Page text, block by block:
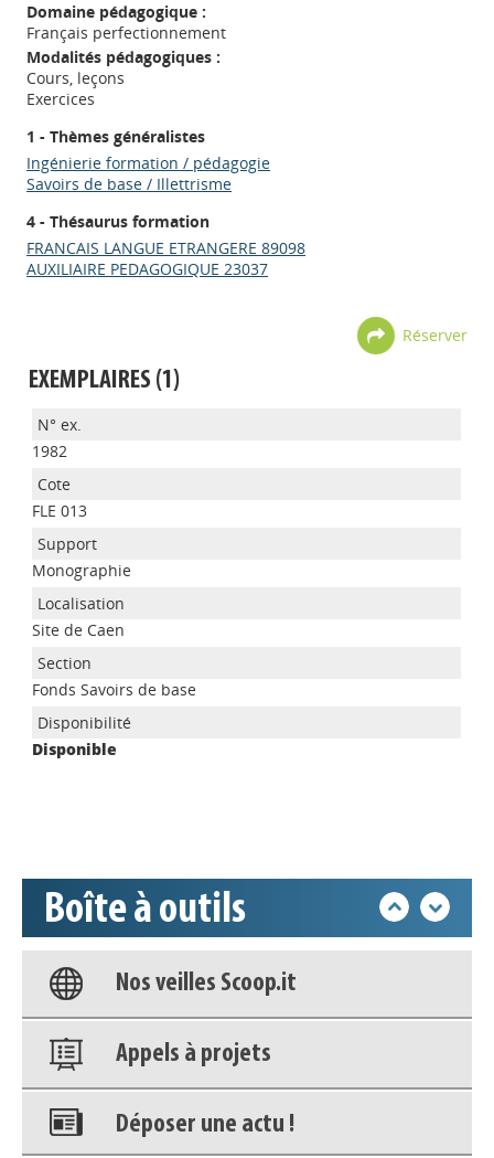
Domaine pédagogique :
Français perfectionnement
Modalités pédagogiques :
Cours, leçons
Exercices
1 - Thèmes généralistes
Ingénierie formation / pédagogie
Savoirs de base / Illettrisme
4 - Thésaurus formation
FRANCAIS LANGUE ETRANGERE 89098
AUXILIAIRE PEDAGOGIQUE 23037
Réserver
EXEMPLAIRES (1)
1982
FLE 013
Monographie
Site de Caen
Fonds Savoirs de base
Disponible
Boîte à outils
Appels à projets
Base documentaire
Nos veilles Scoop.it
Appels à projets
Déposer une actu !